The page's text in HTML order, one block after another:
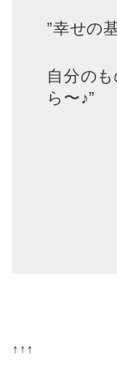
”幸せの
自分の
ら〜♪”
↑↑↑